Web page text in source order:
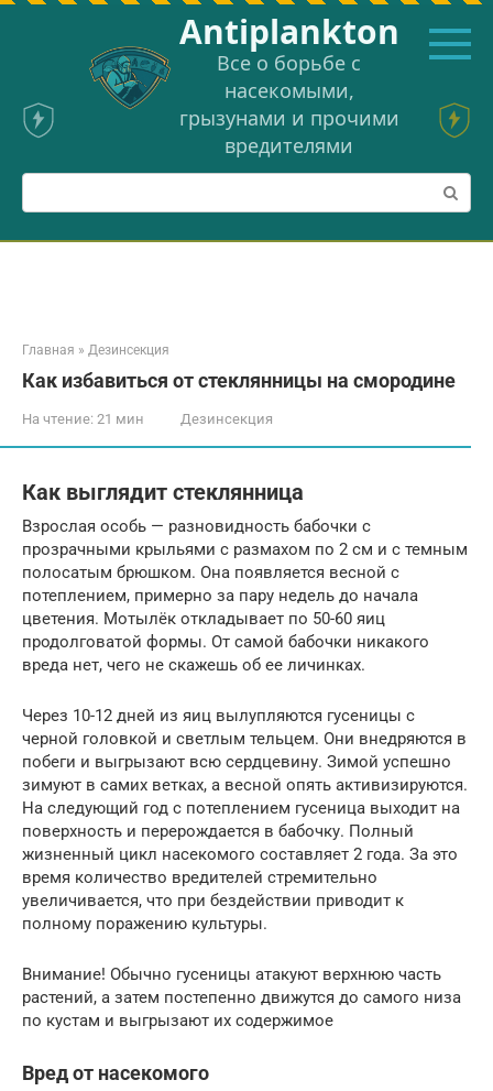
Перейти
Аntiplankton
Все о борьбе с
насекомыми,
грызунами и прочими
вредителями
Поиск:
Главная » Дезинсекция
Как избавиться от стеклянницы на смородине
На чтение: 21 мин Дезинсекция
Как выглядит стеклянница
Взрослая особь — разновидность бабочки с
прозрачными крыльями с размахом по 2 см и с темным
полосатым брюшком. Она появляется весной с
потеплением, примерно за пару недель до начала
цветения. Мотылёк откладывает по 50-60 яиц
продолговатой формы. От самой бабочки никакого
вреда нет, чего не скажешь об ее личинках.
Через 10-12 дней из яиц вылупляются гусеницы с
черной головкой и светлым тельцем. Они внедряются в
побеги и выгрызают всю сердцевину. Зимой успешно
зимуют в самих ветках, а весной опять активизируются.
На следующий год с потеплением гусеница выходит на
поверхность и перерождается в бабочку. Полный
жизненный цикл насекомого составляет 2 года. За это
время количество вредителей стремительно
увеличивается, что при бездействии приводит к
полному поражению культуры.
Внимание! Обычно гусеницы атакуют верхнюю часть
растений, а затем постепенно движутся до самого низа
по кустам и выгрызают их содержимое
Вред от насекомого